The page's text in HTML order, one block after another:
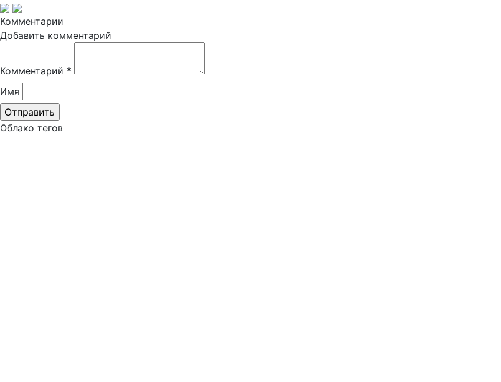
Комментарии
Добавить комментарий
Комментарий *
Имя
Облако тегов